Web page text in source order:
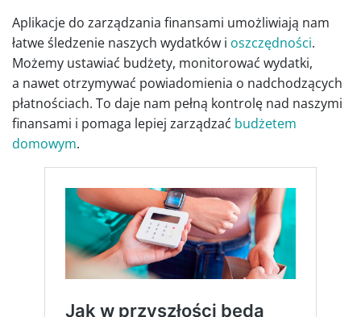
Aplikacje do zarządzania finansami umożliwiają nam
łatwe śledzenie naszych wydatków i oszczędności.
Możemy ustawiać budżety, monitorować wydatki,
a nawet otrzymywać powiadomienia o nadchodzących
płatnościach. To daje nam pełną kontrolę nad naszymi
finansami i pomaga lepiej zarządzać budżetem
domowym.